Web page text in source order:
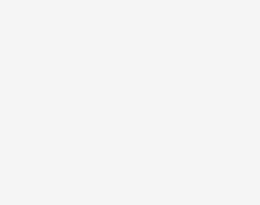
كلباء الاماراتية